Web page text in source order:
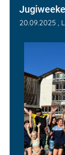
20.09.2025 ,